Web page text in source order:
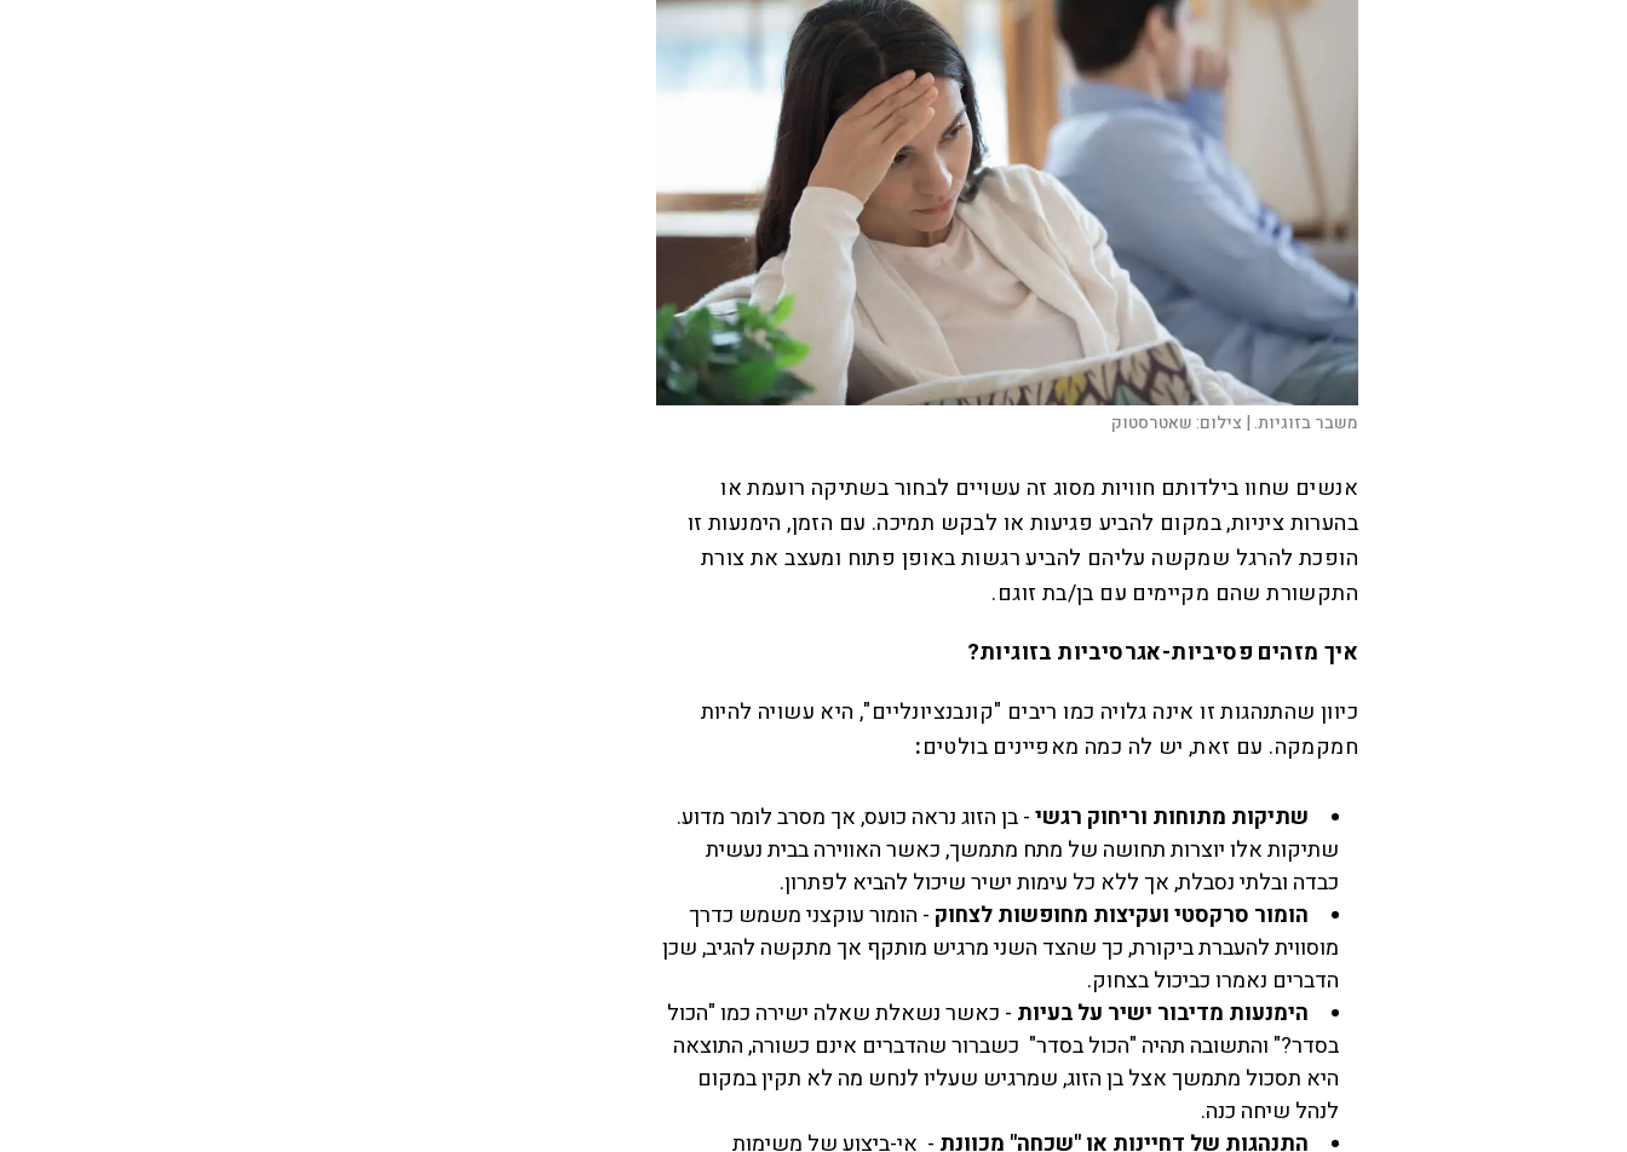
משבר בזוגיות. | צילום:שאטרסטוק
אנשים שחוו בילדותם חוויות מסוג זה עשויים לבחור בשתיקה רועמת או
בהערות ציניות, במקום להביע פגיעות או לבקש תמיכה. עם הזמן, הימנעות זו
הופכת להרגל שמקשה עליהם להביע רגשות באופן פתוח ומעצב את צורת
התקשורת שהם מקיימים עם בן/בת זוגם.
איך מזהים פסיביות-אגרסיביות בזוגיות?
כיוון שהתנהגות זו אינה גלויה כמו ריבים "קונבנציונליים", היא עשויה להיות
חמקמקה. עם זאת, יש לה כמה מאפיינים בולטים:
שתיקות מתוחות וריחוק רגשי- בן הזוג נראה כועס, אך מסרב לומר מדוע.
שתיקות אלו יוצרות תחושה של מתח מתמשך, כאשר האווירה בבית נעשית
כבדה ובלתי נסבלת, אך ללא כל עימות ישיר שיכול להביא לפתרון.
הומור סרקסטי ועקיצות מחופשות לצחוק - הומור עוקצני משמש כדרך
מוסווית להעברת ביקורת, כך שהצד השני מרגיש מותקף אך מתקשה להגיב, שכן
הדברים נאמרו כביכול בצחוק.
הימנעות מדיבור ישיר על בעיות - כאשר נשאלת שאלה ישירה כמו "הכול
בסדר?" והתשובה תהיה "הכול בסדר" כשברור שהדברים אינם כשורה, התוצאה
היא תסכול מתמשך אצל בן הזוג, שמרגיש שעליו לנחש מה לא תקין במקום
לנהל שיחה כנה.
התנהגות של דחיינות או "שכחה" מכוונת - אי-ביצוע של משימות